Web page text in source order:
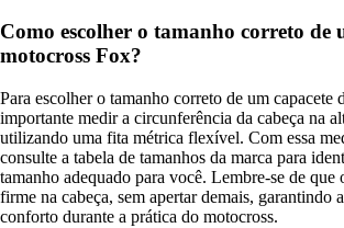
Como escolher o tamanho correto de
motocross Fox?
Para escolher o tamanho correto de um capacete
importante medir a circunferência da cabeça na
utilizando uma fita métrica flexível. Com essa
consulte a tabela de tamanhos da marca para
tamanho adequado para você. Lembre-se de que
firme na cabeça, sem apertar demais, garantindo
conforto durante a prática do motocross.